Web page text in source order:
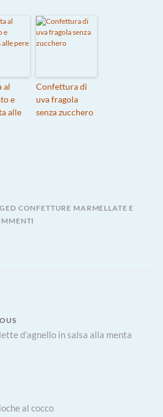
al
e
alle
Confettura di
uva fragola
senza zucchero
CONFETTURE MARMELLATE E
d’agnello in salsa alla menta
al cocco